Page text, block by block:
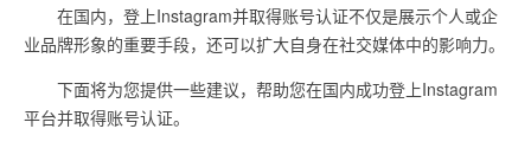
在国内，登上Instagram并取得账号认证不仅是展示个人或企
业品牌形象的重要手段，还可以扩大自身在社交媒体中的影响力。
下面将为您提供一些建议，帮助您在国内成功登上Instagram
平台并取得账号认证。